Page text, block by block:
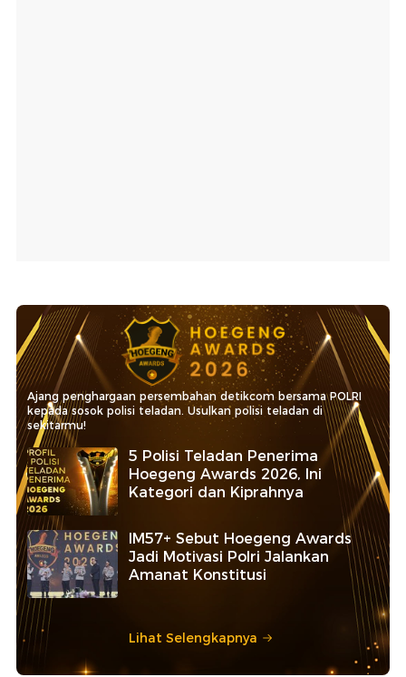
Ajang penghargaan persembahan detikcom bersama POLRI
kepada sosok polisi teladan. Usulkan polisi teladan di
sekitarmu!
5 Polisi Teladan Penerima
Hoegeng Awards 2026, Ini
Kategori dan Kiprahnya
IM57+ Sebut Hoegeng Awards
Jadi Motivasi Polri Jalankan
Amanat Konstitusi
Lihat Selengkapnya